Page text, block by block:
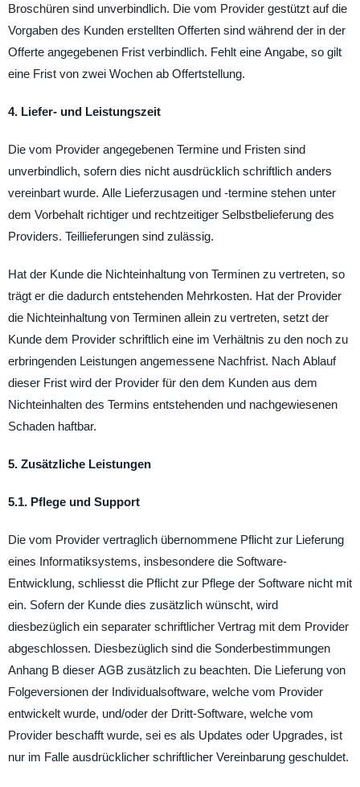
Broschüren sind unverbindlich. Die vom Provider gestützt auf die
Vorgaben des Kunden erstellten Offerten sind während der in der
Offerte angegebenen Frist verbindlich. Fehlt eine Angabe, so gilt
eine Frist von zwei Wochen ab Offertstellung.
4. Liefer- und Leistungszeit
Die vom Provider angegebenen Termine und Fristen sind
unverbindlich, sofern dies nicht ausdrücklich schriftlich anders
vereinbart wurde. Alle Lieferzusagen und -termine stehen unter
dem Vorbehalt richtiger und rechtzeitiger Selbstbelieferung des
Providers. Teillieferungen sind zulässig.
Hat der Kunde die Nichteinhaltung von Terminen zu vertreten, so
trägt er die dadurch entstehenden Mehrkosten. Hat der Provider
die Nichteinhaltung von Terminen allein zu vertreten, setzt der
Kunde dem Provider schriftlich eine im Verhältnis zu den noch zu
erbringenden Leistungen angemessene Nachfrist. Nach Ablauf
dieser Frist wird der Provider für den dem Kunden aus dem
Nichteinhalten des Termins entstehenden und nachgewiesenen
Schaden haftbar.
5. Zusätzliche Leistungen
5.1. Pflege und Support
Die vom Provider vertraglich übernommene Pflicht zur Lieferung
eines Informatiksystems, insbesondere die Software-
Entwicklung, schliesst die Pflicht zur Pflege der Software nicht mit
ein. Sofern der Kunde dies zusätzlich wünscht, wird
diesbezüglich ein separater schriftlicher Vertrag mit dem Provider
abgeschlossen. Diesbezüglich sind die Sonderbestimmungen
Anhang B dieser AGB zusätzlich zu beachten. Die Lieferung von
Folgeversionen der Individualsoftware, welche vom Provider
entwickelt wurde, und/oder der Dritt-Software, welche vom
Provider beschafft wurde, sei es als Updates oder Upgrades, ist
nur im Falle ausdrücklicher schriftlicher Vereinbarung geschuldet.